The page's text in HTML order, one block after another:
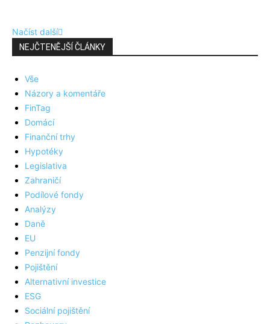
Načíst další
NEJČTENĚJŠÍ ČLÁNKY
Vše
Názory a komentáře
FinTag
Domácí
Finanční trhy
Hypotéky
Legislativa
Zahraničí
Podílové fondy
Analýzy
Daně
EU
Penzijní fondy
Pojištění
Alternativní investice
ESG
Sociální pojištění